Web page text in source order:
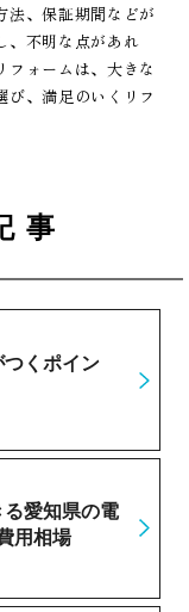
法、保証期間などが
、不明な点があれ
フォームは、大きな
び、満足のいくリフ
事
くポイン
愛知県の電
用相場